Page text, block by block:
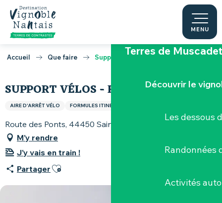
Aller
contenu
principal
MENU
La Maine
Terres de Muscadet
Découvrir le
Les dessous
Randonnées
Activités
Accueil Que faire Support vélos - Route des Ponts
SUPPORT VÉLOS - ROUTE DES PONTS
AIRE D'ARRÊT VÉLO FORMULES ITINÉRANTES
Route des Ponts, 44450 Saint-Julien-de-Concelles
M'y rendre
J'y vais en train !
Partager Ajouter aux favoris